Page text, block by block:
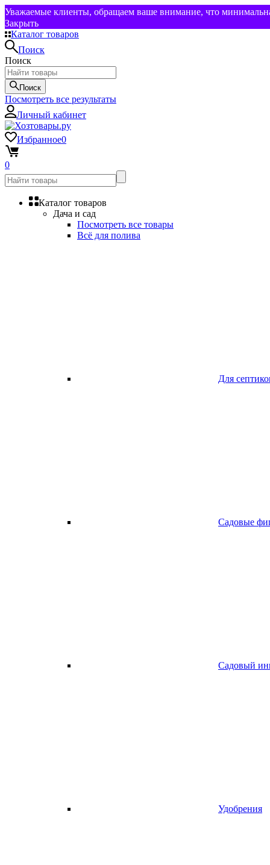
Уважаемые клиенты, обращаем ваше внимание, что
Закрыть
Каталог товаров
Поиск
Поиск
Поиск
Посмотреть все результаты
Личный кабинет
Избранное0
0
Каталог товаров
Дача и сад
Посмотреть все товары
Всё для полива
Для
Садовые
Садовый
Удобрения